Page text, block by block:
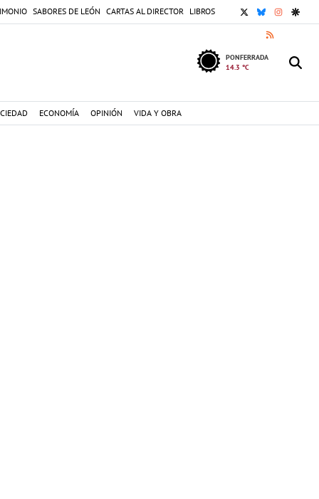
SABORES DE LEÓN CARTAS AL DIRECTOR LIBROS X BLUESKY
RSS
PONFERRADA
14.3 °C
ECONOMÍA OPINIÓN VIDA Y OBRA